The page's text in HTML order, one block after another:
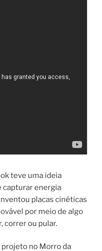
teve uma ideia
capturar energia
placas cinéticas
por meio de algo
correr ou pular.
projeto no Morro da